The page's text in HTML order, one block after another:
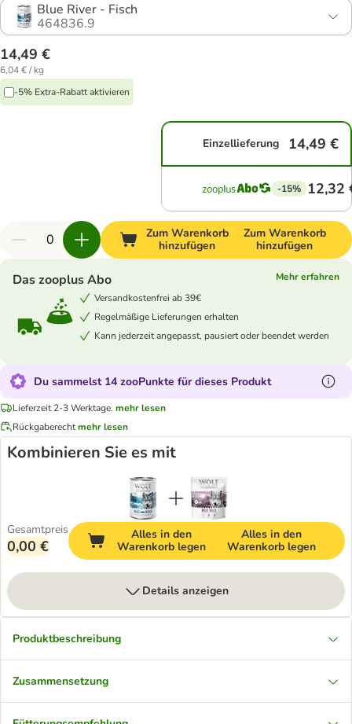
Blue River - Fisch
464836.9
14,49 €
6,04 € / kg
-5% Extra-Rabatt aktivieren
Einzellieferung 14,49 €
-15% 12,32
Zum Warenkorb
hinzufügen
Zum Warenkorb
hinzufügen
Das zooplus Abo
Mehr erfahren
Versandkostenfrei ab 39€
Regelmäßige Lieferungen erhalten
Kann jederzeit angepasst, pausiert oder beendet werden
Du sammelst 14 zooPunkte für dieses Produkt
Lieferzeit 2-3 Werktage. mehr lesen
Rückgaberechtmehr lesen
Kombinieren Sie es mit
Gesamtpreis
0,00 €
Alles in den
Warenkorb legen
Alles in den
Warenkorb legen
Details anzeigen
Produktbeschreibung
Zusammensetzung